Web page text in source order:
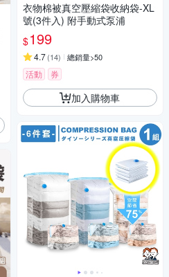
衣物棉被真空壓縮袋收納袋-XL
號(3件入) 附手動式泵浦
$199
4.7(14) 總銷量>50
活動 券
加入購物車